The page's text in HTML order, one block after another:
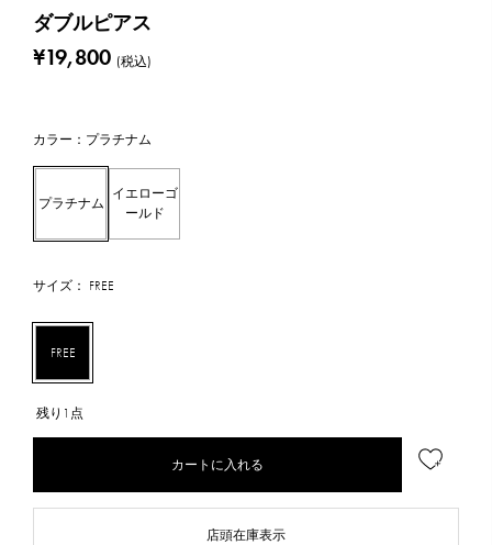
ダブルピアス
¥19,800 (税込)
カラー：プラチナム
プラチナム
イエローゴ
ールド
サイズ： FREE
FREE
残り1点
カートに入れる
店頭在庫表示